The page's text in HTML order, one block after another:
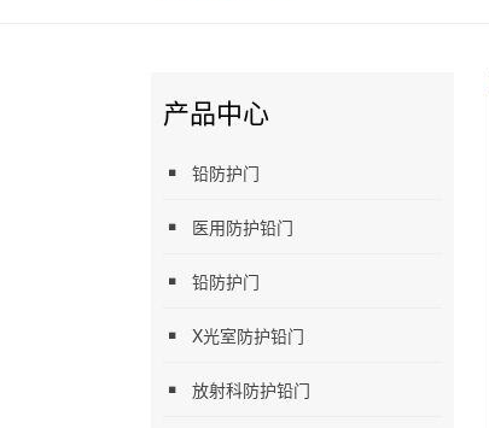
产品中心
铅防护门
医用防护铅门
铅防护门
X光室防护铅门
放射科防护铅门